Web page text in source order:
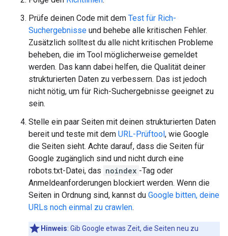
Prüfe deinen Code mit dem Test für Rich-
Suchergebnisse und behebe alle kritischen Fehler.
Zusätzlich solltest du alle nicht kritischen Probleme
beheben, die im Tool möglicherweise gemeldet
werden. Das kann dabei helfen, die Qualität deiner
strukturierten Daten zu verbessern. Das ist jedoch
nicht nötig, um für Rich-Suchergebnisse geeignet zu
sein.
Stelle ein paar Seiten mit deinen strukturierten Daten
bereit und teste mit dem URL-Prüftool, wie Google
die Seiten sieht. Achte darauf, dass die Seiten für
Google zugänglich sind und nicht durch eine
robots.txt-Datei, das noindex -Tag oder
Anmeldeanforderungen blockiert werden. Wenn die
Seiten in Ordnung sind, kannst du Google bitten, deine
URLs noch einmal zu crawlen.
Hinweis: Gib Google etwas Zeit, die Seiten neu zu